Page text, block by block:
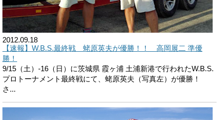
2012.09.18
【速報】W.B.S.最終戦 蛯原英夫が優勝！！ 高岡展二 準優
勝！
9/15（土）-16（日）に茨城県 霞ヶ浦 土浦新港で行われたW.B.S.
プロトーナメント最終戦にて、蛯原英夫（写真左）が優勝！
さ...